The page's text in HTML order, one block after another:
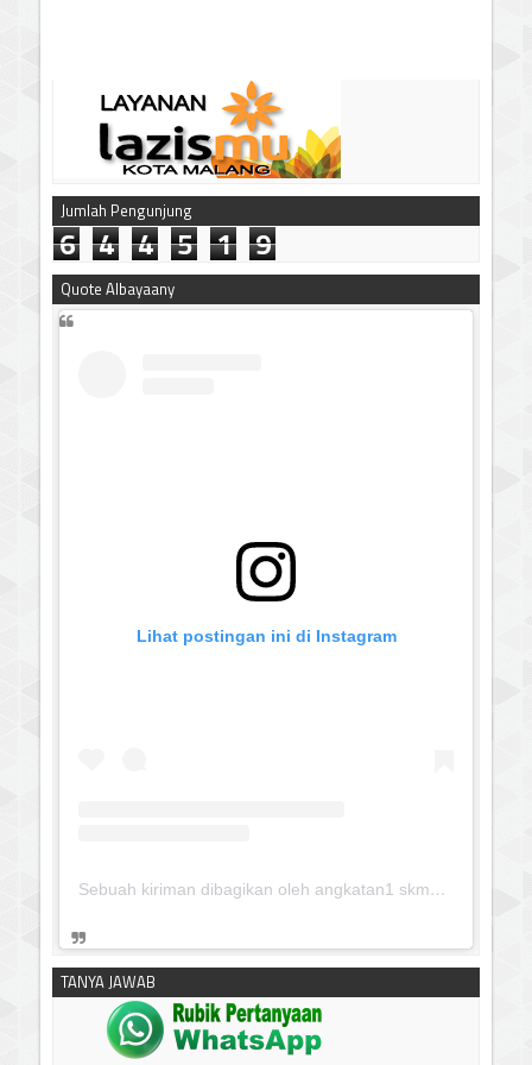
Jumlah Pengunjung
6 4 4 5 1 9
Quote Albayaany
Lihat postingan ini di Instagram
Sebuah kiriman dibagikan oleh angkatan1 skmm 2020 (@albayaanyinfo)
TANYA JAWAB